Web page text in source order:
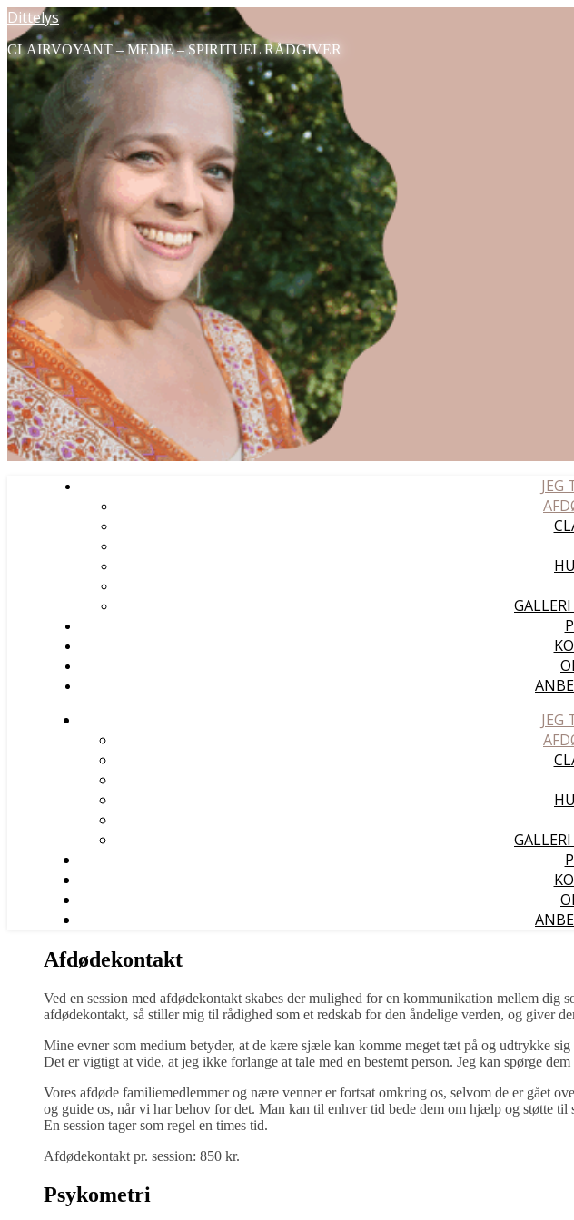
Dittelys
CLAIRVOYANT – MEDIE – SPIRITUEL RÅDGIVER
JEG
JEG
Afdødekontakt
Ved en session med afdødekontakt skabes der mulighed for en kommunikation mellem
afdødekontakt, så stiller mig til rådighed som et redskab for den åndelige verden, og giver
Mine evner som medium betyder, at de kære sjæle kan komme meget tæt på og udtrykke
Det er vigtigt at vide, at jeg ikke forlange at tale med en bestemt person. Jeg kan spørge
Vores afdøde familiemedlemmer og nære venner er fortsat omkring os, selvom de er gået
og guide os, når vi har behov for det. Man kan til enhver tid bede dem om hjælp og støtte til
En session tager som regel en times tid.
Afdødekontakt pr. session: 850 kr.
Psykometri